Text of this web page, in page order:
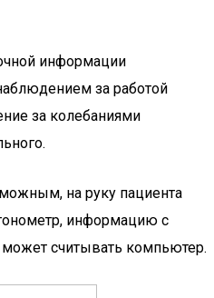
информации
за работой
за колебаниями
на руку пациента
информацию с
может считывать компьютер.